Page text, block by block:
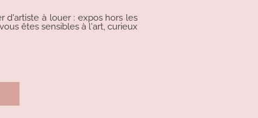
d'artiste à louer : expos hors les
êtes sensibles à l'art, curieux